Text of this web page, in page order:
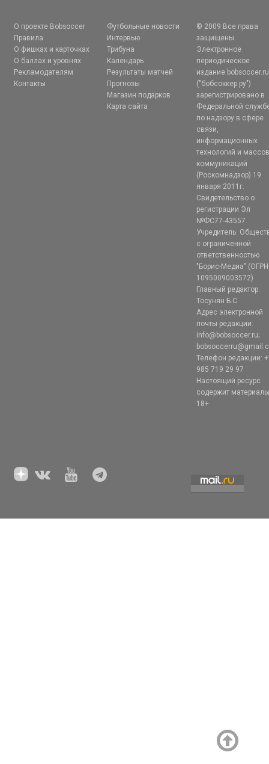
О проекте Bobsoccer
Правила
О фишках и карточках
О баллах и уровнях
Рекламодателям
Контакты
Футбольные новости
Интервью
Трибуна
Календарь
Результаты матчей
Прогнозы
Магазин подарков
Карта сайта
© 2009 Все права
защищены.
Электронное
периодическое
издание bobsoccer.ru
("бобсоккер.ру")
зарегистрировано в
Федеральной
по надзору в сфере
связи,
информационных
технологий и
коммуникаций
(Роскомнадзор) 19
января 2011г.
Свидетельство о
регистрации Эл
№ФС77-43557.
Учредитель:
с ограниченной
ответственностью
"Борис-Медиа" (ОГРН
1095009003572)
Главный редактор:
Тосунян Б.С.
Адрес электронной
почты редакции:
info@bobsoccer.ru;
Телефон редакции:
985 719 29 97
Настоящий ресурс
содержит
18+